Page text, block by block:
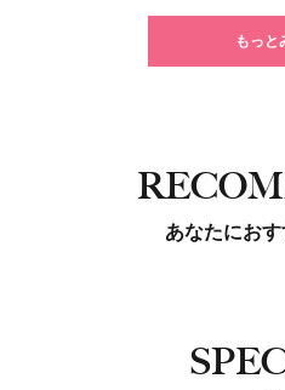
もっと
あなたにお